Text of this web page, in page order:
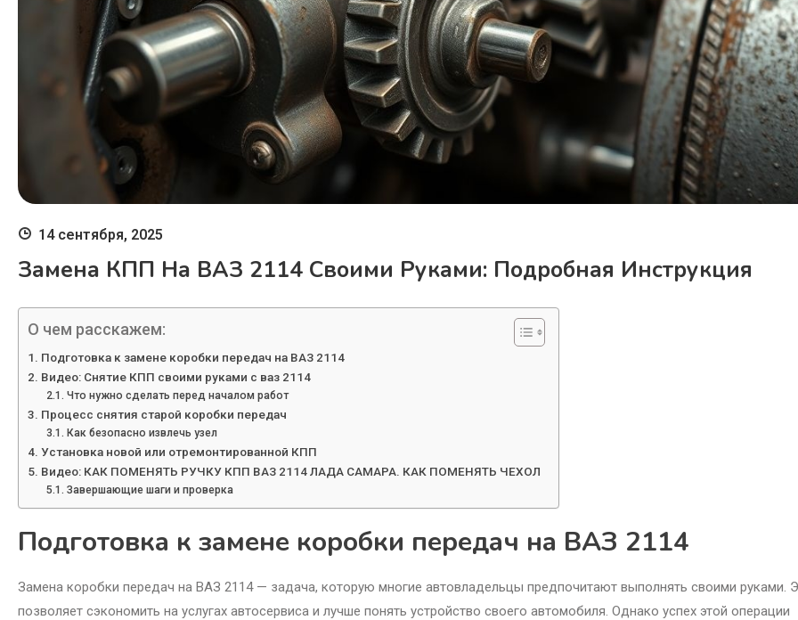
14 сентября, 2025
Замена КПП На ВАЗ 2114 Своими Руками: Подробная Инструкция
О чем расскажем:
Подготовка к замене коробки передач на ВАЗ 2114
Видео: Снятие КПП своими руками с ваз 2114
Что нужно сделать перед началом работ
Процесс снятия старой коробки передач
Как безопасно извлечь узел
Установка новой или отремонтированной КПП
Видео: КАК ПОМЕНЯТЬ РУЧКУ КПП ВАЗ 2114 ЛАДА САМАРА. КАК ПОМЕНЯТЬ ЧЕХОЛ
Завершающие шаги и проверка
Подготовка к замене коробки передач на ВАЗ 2114
Замена коробки передач на ВАЗ 2114 — задача, которую многие автовладельцы предпочитают выполнять своими руками.
позволяет сэкономить на услугах автосервиса и лучше понять устройство своего автомобиля. Однако успех этой операции